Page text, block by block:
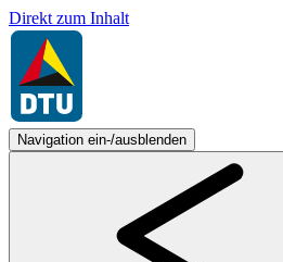
Direkt zum Inhalt
Navigation ein-/ausblenden